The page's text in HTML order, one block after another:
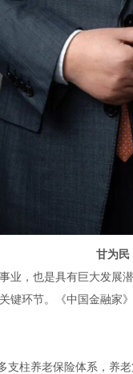
甘为民
，也是具有巨大发展
键环节。《中国金融家
柱养老保险体系，养